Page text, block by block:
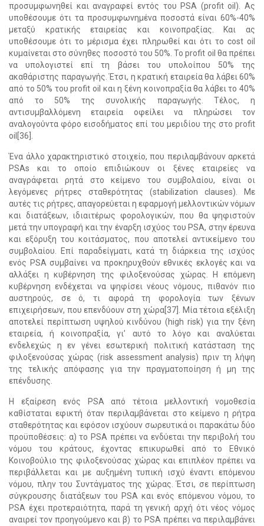
προσυμφωνηθεί και αναγραφεί εντός του PSA (profit oil). Ας
υποθέσουμε ότι τα προσυμφωνημένα ποσοστά είναι 60%-40%
μεταξύ κρατικής εταιρείας και κοινοπραξίας. Και ας
υποθέσουμε ότι το μέρισμα έχει πληρωθεί και ότι το cost oil
κυμαίνεται στο σύνηθες ποσοστό του 50%. Το profit oil θα πρέπει
να υπολογιστεί επί τη βάσει του υπολοίπου 50% της
ακαθάριστης παραγωγής. Έτσι, η κρατική εταιρεία θα λάβει 60%
από το 50% του profit oil και η ξένη κοινοπραξία θα λάβει το 40%
από το 50% της συνολικής παραγωγής. Τέλος, η
αντισυμβαλλόμενη εταιρεία οφείλει να πληρώσει τον
αναλογούντα φόρο εισοδήματος επί του μεριδίου της στο profit
oil[36].
Ένα άλλο χαρακτηριστικό στοιχείο, που περιλαμβάνουν αρκετά
PSAs και το οποίο επιδιώκουν οι ξένες εταιρείες να
αναγράφεται ρητά στο κείμενο του συμβολαίου, είναι οι
λεγόμενες ρήτρες σταθερότητας (stabilization clauses). Με
αυτές τις ρήτρες, απαγορεύεται η εφαρμογή μελλοντικών νόμων
και διατάξεων, ιδιαιτέρως φορολογικών, που θα ψηφιστούν
μετά την υπογραφή και την έναρξη ισχύος του PSA, στην έρευνα
και εξόρυξη του κοιτάσματος, που αποτελεί αντικείμενο του
συμβολαίου. Επί παραδείγματι, κατά τη διάρκεια της ισχύος
ενός PSA συμβαίνει να προκηρυχθούν εθνικές εκλογές και να
αλλάξει η κυβέρνηση της φιλοξενούσας χώρας. Η επόμενη
κυβέρνηση ενδέχεται να ψηφίσει νέους νόμους, πιθανόν πιο
αυστηρούς, σε ό, τι αφορά τη φορολογία των ξένων
επιχειρήσεων, που επενδύουν στη χώρα[37]. Μία τέτοια εξέλιξη
αποτελεί περίπτωση υψηλού κινδύνου (high risk) για την ξένη
εταιρεία, ή κοινοπραξία, γι’ αυτό το λόγο και αναλύεται
ενδελεχώς η εν γένει εσωτερική πολιτική κατάσταση της
φιλοξενούσας χώρας (risk assessment analysis) πριν τη λήψη
της τελικής απόφασης για την πραγματοποίηση ή μη της
επένδυσης.
Η εξαίρεση ενός PSA από τέτοια μελλοντική νομοθεσία
καθίσταται εφικτή όταν περιλαμβάνεται στο κείμενο η ρήτρα
σταθερότητας και εφόσον ισχύουν σωρευτικά οι παρακάτω δύο
προϋποθέσεις: α) το PSA πρέπει να ενδύεται την περιβολή του
νόμου του κράτους, έχοντας επικυρωθεί από το Εθνικό
Κοινοβούλιο της φιλοξενούσας χώρας και επιπλέον πρέπει να
περιβάλλεται και με αυξημένη τυπική ισχύ έναντι επόμενου
νόμου, πλην του Συντάγματος της χώρας. Έτσι, σε περίπτωση
σύγκρουσης διατάξεων του PSA και ενός επόμενου νόμου, το
PSA έχει προτεραιότητα, παρά τη γενική αρχή ότι νέος νόμος
αναιρεί τον προηγούμενο και β) το PSA πρέπει να περιλαμβάνει